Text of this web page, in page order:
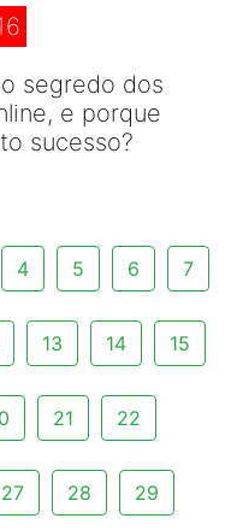
segredo dos
e porque
sucesso?
4 5 6 7
13 14 15
21 22
27 28 29